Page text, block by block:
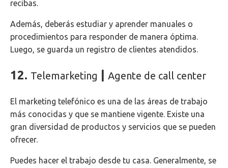
recibas.
Además, deberás estudiar y aprender manuales o
procedimientos para responder de manera óptima.
Luego, se guarda un registro de clientes atendidos.
12. Telemarketing Agente de call center
El marketing telefónico es una de las áreas de trabajo
más conocidas y que se mantiene vigente. Existe una
gran diversidad de productos y servicios que se pueden
ofrecer.
Puedes hacer el trabajo desde tu casa. Generalmente, se